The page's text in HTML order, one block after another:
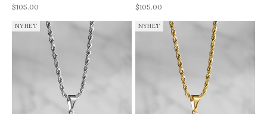
REA-pris
$105.00
REA-pris
$105.00
NYHET NYHET